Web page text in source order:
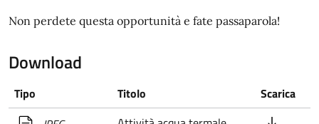
Non perdete questa opportunità e fate passaparola!
Download
Tipo Titolo
Scarica